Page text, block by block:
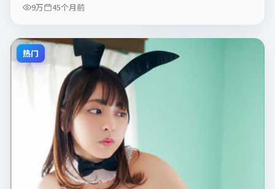
9万
45个月前
热门